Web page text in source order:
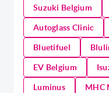
Suzuki Belgium
Autoglass Clinic
Bluetifuel
EV Belgium
Luminus MHC